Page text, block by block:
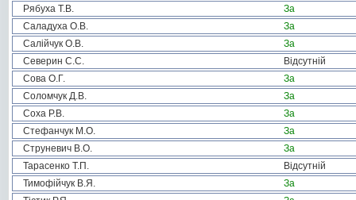
Рябуха Т.В.
За
Саладуха О.В.
За
Салійчук О.В.
За
Северин С.С.
Відсутній
Сова О.Г.
За
Соломчук Д.В.
За
Соха Р.В.
За
Стефанчук М.О.
За
Струневич В.О.
За
Тарасенко Т.П.
Відсутній
Тимофійчук В.Я.
За